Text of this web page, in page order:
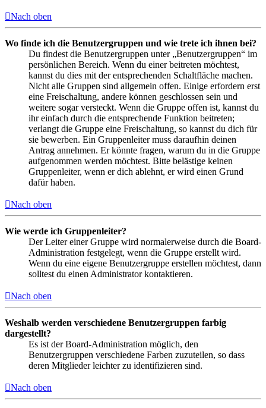
Nach oben
Wo finde ich die Benutzergruppen und wie trete ich ihnen bei?
Du findest die Benutzergruppen unter „Benutzergruppen“ im
persönlichen Bereich. Wenn du einer beitreten möchtest,
kannst du dies mit der entsprechenden Schaltfläche machen.
Nicht alle Gruppen sind allgemein offen. Einige erfordern erst
eine Freischaltung, andere können geschlossen sein und
weitere sogar versteckt. Wenn die Gruppe offen ist, kannst du
ihr einfach durch die entsprechende Funktion beitreten;
verlangt die Gruppe eine Freischaltung, so kannst du dich für
sie bewerben. Ein Gruppenleiter muss daraufhin deinen
Antrag annehmen. Er könnte fragen, warum du in die Gruppe
aufgenommen werden möchtest. Bitte belästige keinen
Gruppenleiter, wenn er dich ablehnt, er wird einen Grund
dafür haben.
Nach oben
Wie werde ich Gruppenleiter?
Der Leiter einer Gruppe wird normalerweise durch die Board-
Administration festgelegt, wenn die Gruppe erstellt wird.
Wenn du eine eigene Benutzergruppe erstellen möchtest, dann
solltest du einen Administrator kontaktieren.
Nach oben
Weshalb werden verschiedene Benutzergruppen farbig
dargestellt?
Es ist der Board-Administration möglich, den
Benutzergruppen verschiedene Farben zuzuteilen, so dass
deren Mitglieder leichter zu identifizieren sind.
Nach oben